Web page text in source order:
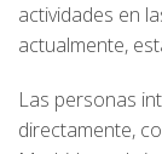
actividades en
actualmente,
Las personas
directamente,